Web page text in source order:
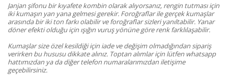
Janjan şifonu bir kıyafete kombin olarak alıyorsanız, rengin tutması için
iki kumaşın yan yana gelmesi gerekir. Foroğraflar ile gerçek kumaşlar
arasında bir iki ton farkı olabilir ve foroğraflar sizleri yanıltabilir. Yanar
döner efekti olduğu için ışığın vuruş yönüne göre renk farklılaşabilir.
Kumaşlar size özel kesildiği için iade ve değişim olmadığından sipariş
verirken bu hususu dikkate alınız. Toptan alımlar için lütfen whatsapp
hattımızdan ya da diğer telefon numaralarımızdan iletişime
geçebilirsiniz.